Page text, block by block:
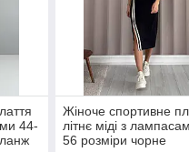
44-
Жіноче спортивне
літнє міді з
56 розміри чорне